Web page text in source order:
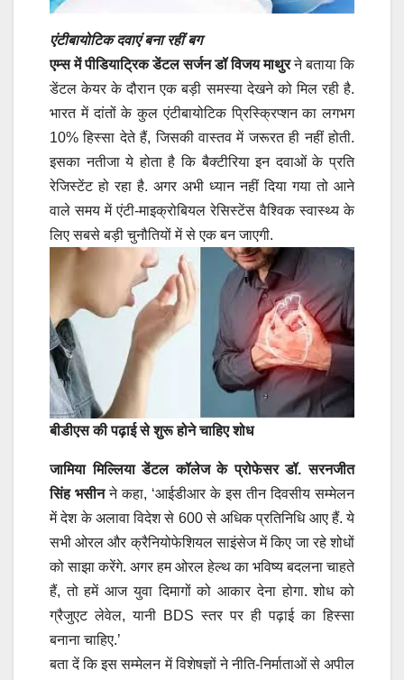
एंटीबायोटिक दवाएं बना रहीं बग
एम्स में पीडियाट्रिक डेंटल सर्जन डॉ विजय माथुरने बताया कि
डेंटल केयर के दौरान एक बड़ी समस्या देखने को मिल रही है.
भारत में दांतों के कुल एंटीबायोटिक प्रिस्क्रिप्शन का लगभग
10% हिस्सा देते हैं, जिसकी वास्तव में जरूरत ही नहीं होती.
इसका नतीजा ये होता है कि बैक्टीरिया इन दवाओं के प्रति
रेजिस्टेंट हो रहा है. अगर अभी ध्यान नहीं दिया गया तो आने
वाले समय में एंटी-माइक्रोबियल रेसिस्टेंस वैश्विक स्वास्थ्य के
लिए सबसे बड़ी चुनौतियों में से एक बन जाएगी.
बीडीएस की पढ़ाई से शुरू होने चाहिए शोध
जामिया मिल्लिया डेंटल कॉलेज के प्रोफेसर डॉ. सरनजीत
सिंह भसीनने कहा, ‘आईडीआर के इस तीन दिवसीय सम्मेलन
में देश के अलावा विदेश से 600 से अधिक प्रतिनिधि आए हैं. ये
सभी ओरल और क्रैनियोफेशियल साइंसेज में किए जा रहे शोधों
को साझा करेंगे. अगर हम ओरल हेल्थ का भविष्य बदलना चाहते
हैं, तो हमें आज युवा दिमागों को आकार देना होगा. शोध को
ग्रैजुएट लेवेल, यानी BDS स्तर पर ही पढ़ाई का हिस्सा
बनाना चाहिए.’
बता दें कि इस सम्मेलन में विशेषज्ञों ने नीति-निर्माताओं से अपील